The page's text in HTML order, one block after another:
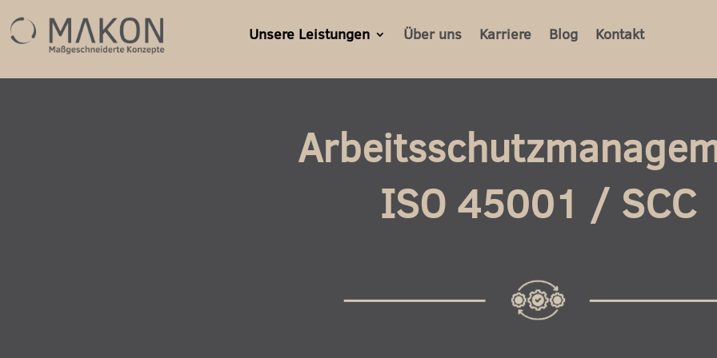
Unsere Leistungen Über uns Karriere Blog Kontakt
ISO 45001 / SCC